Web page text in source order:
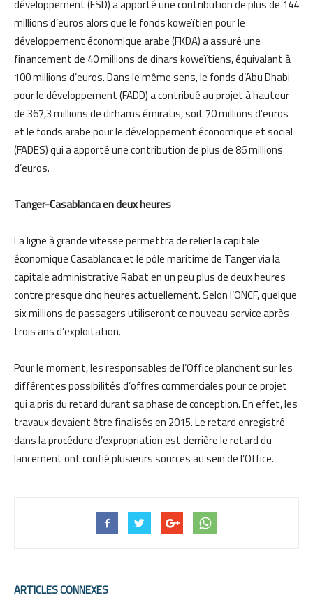
développement (FSD) a apporté une contribution de plus de 144
millions d’euros alors que le fonds koweïtien pour le
développement économique arabe (FKDA) a assuré une
financement de 40 millions de dinars koweïtiens, équivalant à
100 millions d’euros. Dans le même sens, le fonds d’Abu Dhabi
pour le développement (FADD) a contribué au projet à hauteur
de 367,3 millions de dirhams émiratis, soit 70 millions d’euros
et le fonds arabe pour le développement économique et social
(FADES) qui a apporté une contribution de plus de 86 millions
d’euros.
Tanger-Casablanca en deux heures
La ligne à grande vitesse permettra de relier la capitale
économique Casablanca et le pôle maritime de Tanger via la
capitale administrative Rabat en un peu plus de deux heures
contre presque cinq heures actuellement. Selon l’ONCF, quelque
six millions de passagers utiliseront ce nouveau service après
trois ans d’exploitation.
Pour le moment, les responsables de l’Office planchent sur les
différentes possibilités d’offres commerciales pour ce projet
qui a pris du retard durant sa phase de conception. En effet, les
travaux devaient être finalisés en 2015. Le retard enregistré
dans la procédure d’expropriation est derrière le retard du
lancement ont confié plusieurs sources au sein de l’Office.
ARTICLES CONNEXES